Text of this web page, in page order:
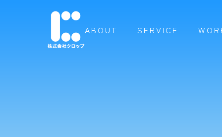
ABOUT SERVICE